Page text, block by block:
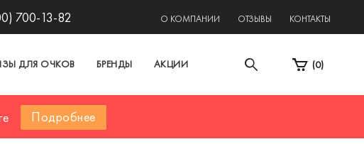
700-13-82 О КОМПАНИИ ОТЗЫВЫ КОНТАКТЫ
ДЛЯ ОЧКОВ БРЕНДЫ АКЦИИ (0)
Подробнее